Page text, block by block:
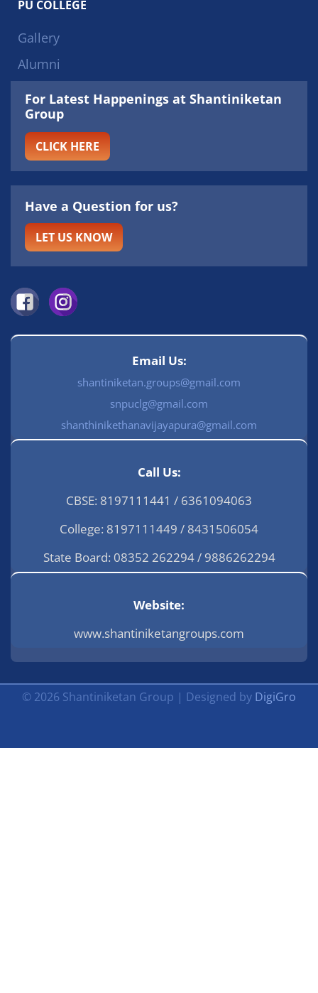
PU COLLEGE
Gallery
Alumni
For Latest Happenings at Shantiniketan
Group
CLICK HERE
Have a Question for us?
LET US KNOW
Email Us:
shantiniketan.groups@gmail.com
snpuclg@gmail.com
shanthinikethanavijayapura@gmail.com
Call Us:
CBSE: 8197111441 / 6361094063
College: 8197111449 / 8431506054
State Board: 08352 262294 / 9886262294
Website:
www.shantiniketangroups.com
© 2026 Shantiniketan Group | Designed by DigiGro